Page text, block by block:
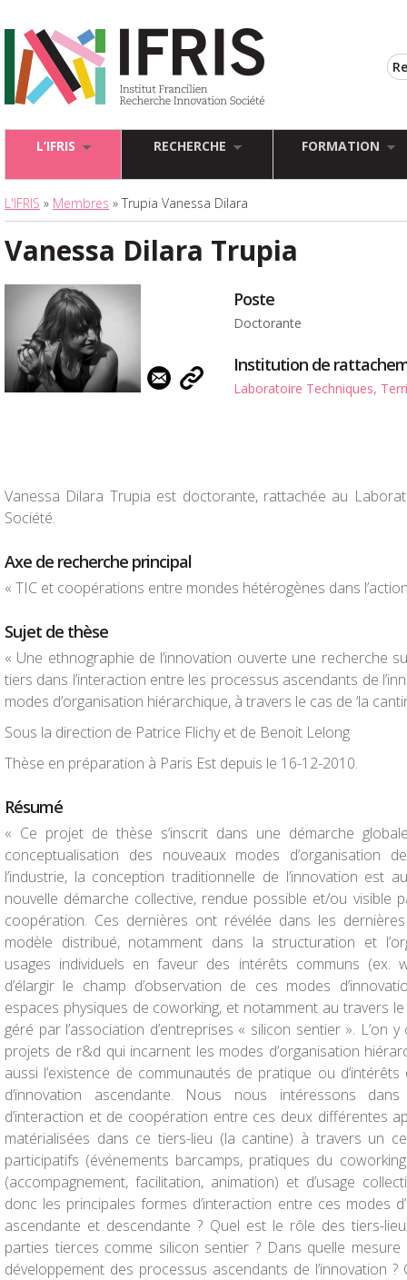
L’IFRIS RECHERCHE FORMATION
L'IFRIS » Membres » Trupia Vanessa Dilara
Vanessa Dilara Trupia
Poste
Doctorante
Institution de
Laboratoire Techniques,
Vanessa Dilara Trupia est doctorante, rattachée au
Société.
Axe de recherche principal
« TIC et coopérations entre mondes hétérogènes dans
Sujet de thèse
« Une ethnographie de l’innovation ouverte une recherche
tiers dans l’interaction entre les processus ascendants de
modes d’organisation hiérarchique, à travers le cas de ‘la
Sous la direction de Patrice Flichy et de Benoit Lelong
Thèse en préparation à Paris Est depuis le 16-12-2010.
Résumé
« Ce projet de thèse s’inscrit dans une démarche
conceptualisation des nouveaux modes d’organisation
l’industrie, la conception traditionnelle de l’innovation est
nouvelle démarche collective, rendue possible et/ou visible
coopération. Ces dernières ont révélée dans les
modèle distribué, notamment dans la structuration et
usages individuels en faveur des intérêts communs (ex.
d’élargir le champ d’observation de ces modes
espaces physiques de coworking, et notamment au travers
géré par l’association d’entreprises « silicon sentier ». L’on
projets de r&d qui incarnent les modes d’organisation
aussi l’existence de communautés de pratique ou
d’innovation ascendante. Nous nous intéressons
d’interaction et de coopération entre ces deux différentes
matérialisées dans ce tiers-lieu (la cantine) à travers un
participatifs (événements barcamps, pratiques du
(accompagnement, facilitation, animation) et d’usage
donc les principales formes d’interaction entre ces modes
ascendante et descendante ? Quel est le rôle des tiers-
parties tierces comme silicon sentier ? Dans quelle
développement des processus ascendants de l’innovation